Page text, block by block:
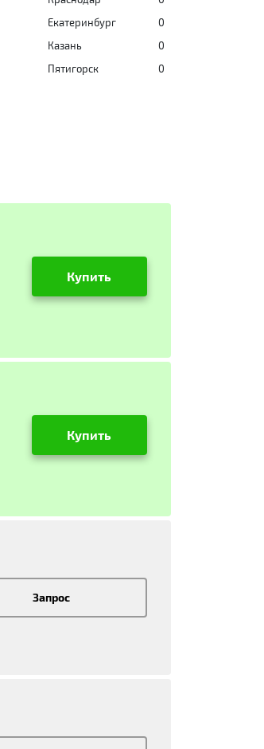
Екатеринбург
0
Казань
0
Пятигорск
0
Купить
Купить
Запрос